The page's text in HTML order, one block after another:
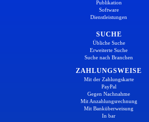
Publikation
Software
Dienstleistungen
SUCHE
Übliche Suche
Erweiterte Suche
Suche nach Branchen
ZAHLUNGSWEISE
Mit der Zahlungskarte
PayPal
Gegen Nachnahme
Mit Anzahlungsrechnung
Mit Banküberweisung
In bar